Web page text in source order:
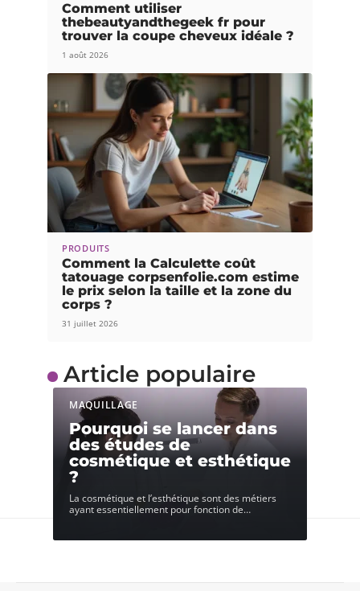
Comment utiliser
thebeautyandthegeek fr pour
trouver la coupe cheveux idéale ?
1 août 2026
PRODUITS
Comment la Calculette coût
tatouage corpsenfolie.com estime
le prix selon la taille et la zone du
corps ?
31 juillet 2026
Article populaire
MAQUILLAGE
Pourquoi se lancer dans
des études de
cosmétique et esthétique
?
La cosmétique et l’esthétique sont des métiers
ayant essentiellement pour fonction de…